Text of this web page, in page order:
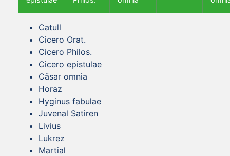
Catull
Cicero Orat.
Cicero Philos.
Cicero epistulae
Cäsar omnia
Horaz
Hyginus fabulae
Juvenal Satiren
Livius
Lukrez
Martial